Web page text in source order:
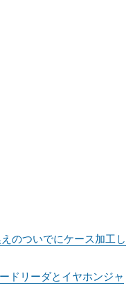
のついでにケース加工し
ドリーダとイヤホンジャ